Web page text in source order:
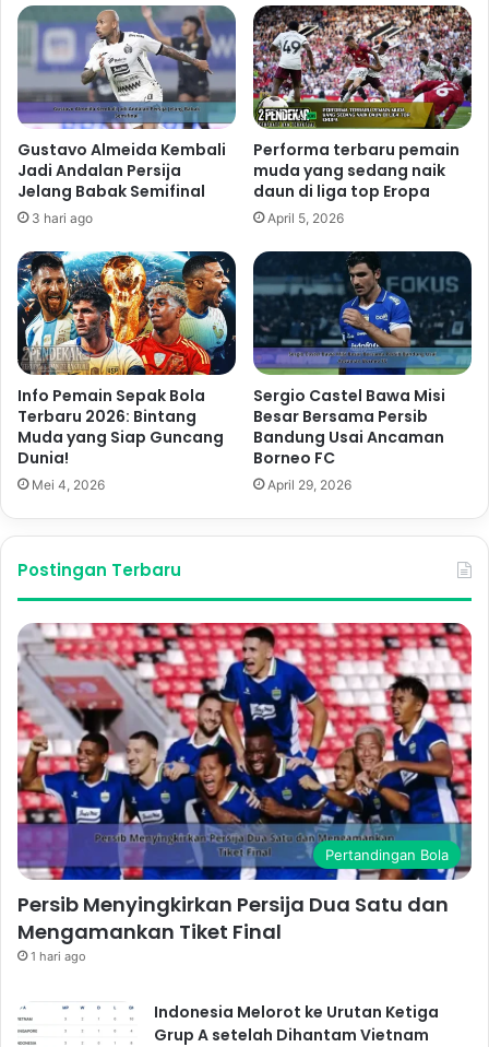
Gustavo Almeida Kembali
Jadi Andalan Persija
Jelang Babak Semifinal
3 hari ago
Performa terbaru pemain
muda yang sedang naik
daun di liga top Eropa
April 5, 2026
Info Pemain Sepak Bola
Terbaru 2026: Bintang
Muda yang Siap Guncang
Dunia!
Mei 4, 2026
Sergio Castel Bawa Misi
Besar Bersama Persib
Bandung Usai Ancaman
Borneo FC
April 29, 2026
Postingan Terbaru
Pertandingan Bola
Persib Menyingkirkan Persija Dua Satu dan
Mengamankan Tiket Final
1 hari ago
Indonesia Melorot ke Urutan Ketiga
Grup A setelah Dihantam Vietnam